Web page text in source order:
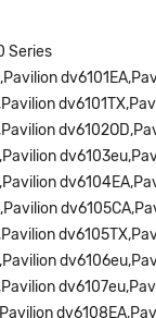
Series